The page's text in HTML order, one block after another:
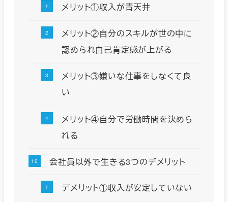
メリット①収入が青天井
メリット②自分のスキルが世の中に
認められ自己肯定感が上がる
メリット③嫌いな仕事をしなくて良
い
メリット④自分で労働時間を決めら
れる
会社員以外で生きる3つのデメリット
デメリット①収入が安定していない